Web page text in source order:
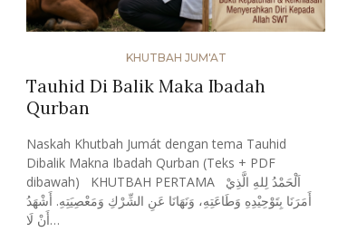
KHUTBAH JUM'AT
Tauhid Di Balik Maka Ibadah
Qurban
Naskah Khutbah Jumát dengan tema Tauhid
Dibalik Makna Ibadah Qurban (Teks + PDF
dibawah) KHUTBAH PERTAMA اَلْحَمْدُ لِلهِ الَّذِيْ
أَمَرَنَا بِتَوْحِيْدِهِ وَطَاعَتِهِ، وَنَهَانَا عَنِ الشِّرْكِ وَمَعْصِيَتِهِ. أَشْهَدُ
أَنْ لَا…